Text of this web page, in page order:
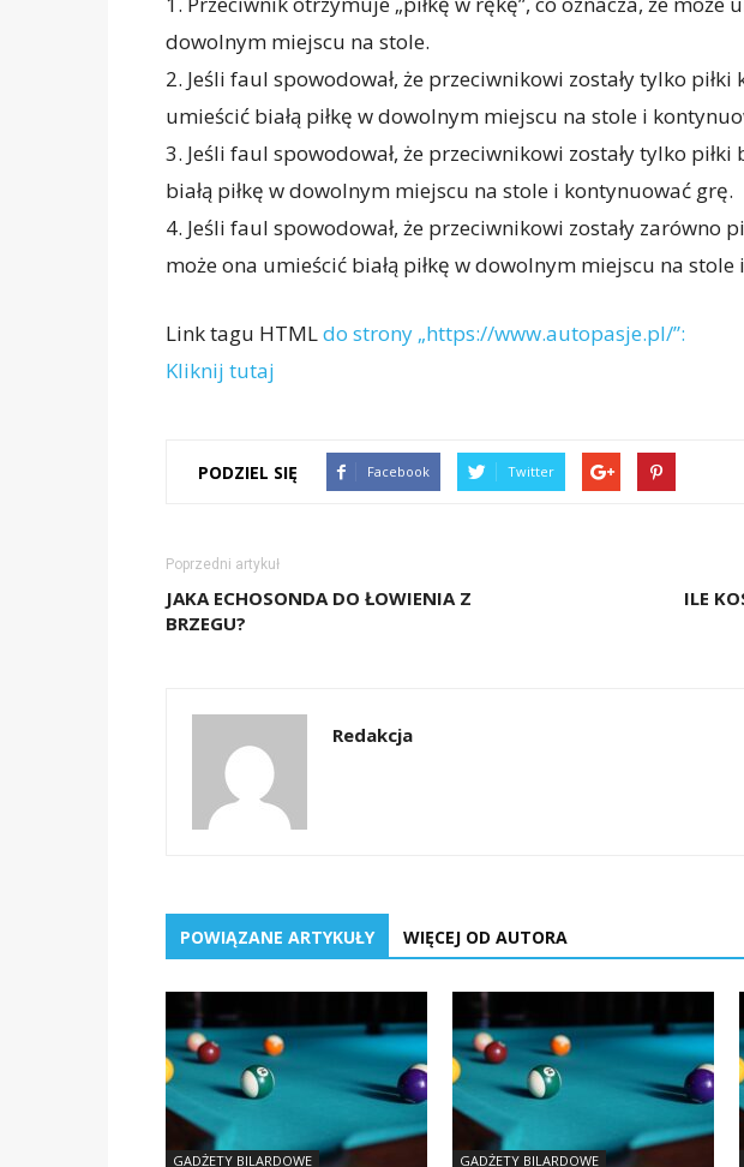
dowolnym miejscu na stole.
2. Jeśli faul spowodował, że przeciwnikowi zostały tylko
umieścić białą piłkę w dowolnym miejscu na stole i
3. Jeśli faul spowodował, że przeciwnikowi zostały tylko piłki
białą piłkę w dowolnym miejscu na stole i kontynuować grę.
4. Jeśli faul spowodował, że przeciwnikowi zostały zarówno
może ona umieścić białą piłkę w dowolnym miejscu na
Link tagu HTMLdo strony „https://www.autopasje.pl/”:
Kliknij tutaj
PODZIEL SIĘ Facebook Twitter
Poprzedni artykuł
JAKA ECHOSONDA DO ŁOWIENIA Z
BRZEGU?
ILE
Redakcja
POWIĄZANE ARTYKUŁY WIĘCEJ OD AUTORA
GADŻETY BILARDOWE GADŻETY BILARDOWE